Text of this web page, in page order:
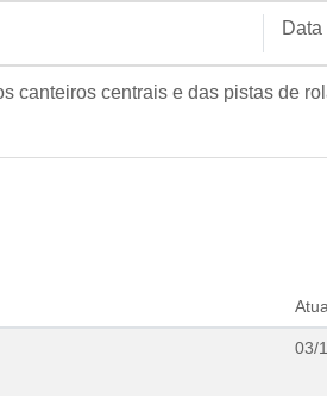
canteiros centrais e das pistas de
03/